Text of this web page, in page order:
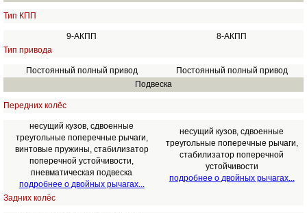
Тип КПП
9-АКПП
8-АКПП
Тип привода
Постоянный полный привод
Постоянный полный привод
Подвеска
Передних колёс
несущий кузов, сдвоенные
треугольные поперечные рычаги,
винтовые пружины, стабилизатор
поперечной устойчивости,
пневматическая подвеска
подробнее о двойных рычагах...
несущий кузов, сдвоенные
треугольные поперечные рычаги,
стабилизатор поперечной
устойчивости
подробнее о двойных рычагах...
Задних колёс